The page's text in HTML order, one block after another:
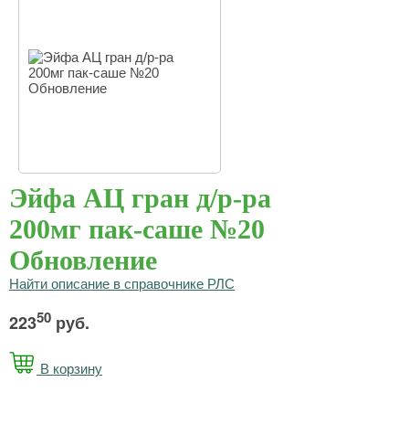
Эйфа АЦ гран д/р-ра
200мг пак-саше №20
Обновление
Найти описание в справочнике РЛС
22350 руб.
В корзину